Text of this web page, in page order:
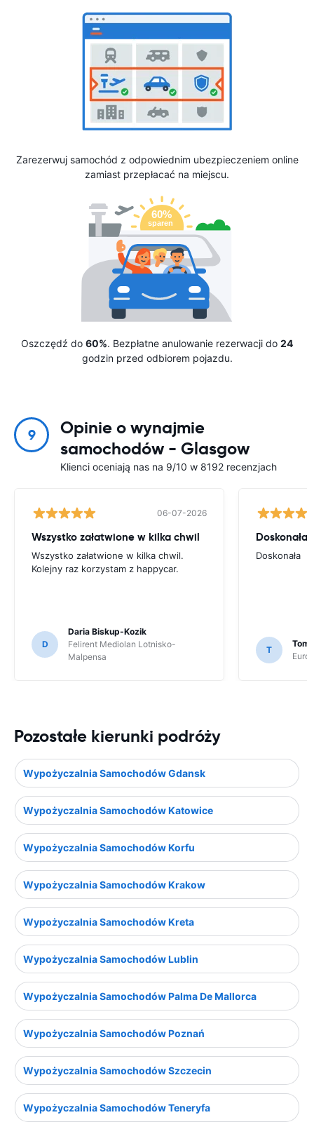
Zarezerwuj samochód z odpowiednim ubezpieczeniem online
zamiast przepłacać na miejscu.
Oszczędź do 60%. Bezpłatne anulowanie rezerwacji do 24
godzin przed odbiorem pojazdu.
9
Opinie o wynajmie
samochodów - Glasgow
Klienci oceniają nas na 9/10 w 8192 recenzjach
06-07-2026
Wszystko załatwione w kilka chwil
Wszystko załatwione w kilka chwil.
Kolejny raz korzystam z happycar.
D
Daria Biskup-Kozik
Felirent Mediolan Lotnisko-
Malpensa
Doskonała
Doskonała
T
Pozostałe kierunki podróży
Wypożyczalnia Samochodów Gdansk
Wypożyczalnia Samochodów Katowice
Wypożyczalnia Samochodów Korfu
Wypożyczalnia Samochodów Krakow
Wypożyczalnia Samochodów Kreta
Wypożyczalnia Samochodów Lublin
Wypożyczalnia Samochodów Palma De Mallorca
Wypożyczalnia Samochodów Poznań
Wypożyczalnia Samochodów Szczecin
Wypożyczalnia Samochodów Teneryfa